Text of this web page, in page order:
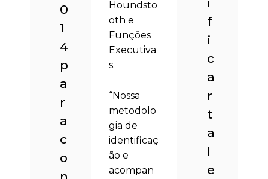
0
1
4
p
a
r
a
c
o
f
i
c
a
r
t
a
l
e
Houndsto
oth e
Funções
Executiva
s.
“Nossa
metodolo
gia de
identificaç
ão e
acompan